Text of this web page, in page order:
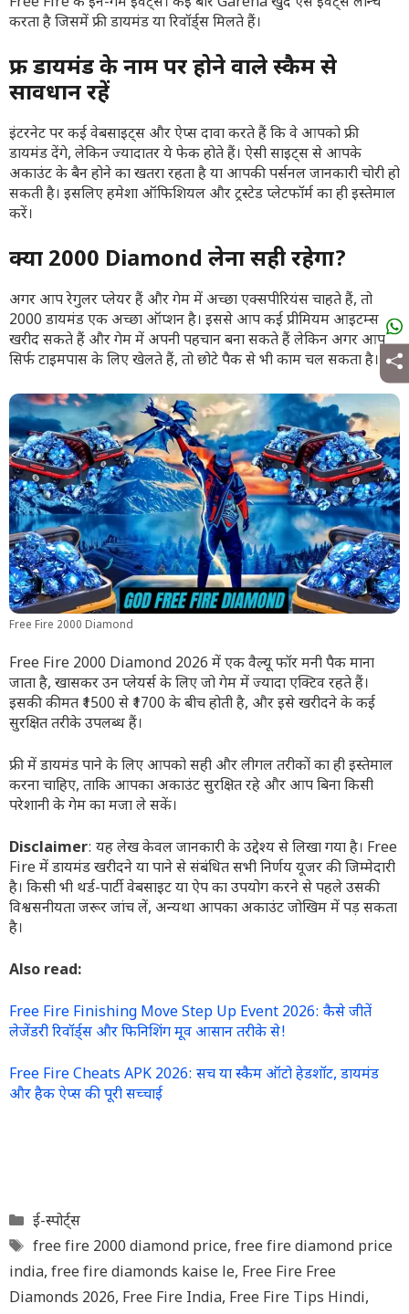
करता है जिसमें फ्री डायमंड या रिवॉर्ड्स मिलते हैं।
फ्री डायमंड के नाम पर होने वाले स्कैम से
सावधान रहें
इंटरनेट पर कई वेबसाइट्स और ऐप्स दावा करते हैं कि वे आपको फ्री
डायमंड देंगे, लेकिन ज्यादातर ये फेक होते हैं। ऐसी साइट्स से आपके
अकाउंट के बैन होने का खतरा रहता है या आपकी पर्सनल जानकारी चोरी हो
सकती है। इसलिए हमेशा ऑफिशियल और ट्रस्टेड प्लेटफॉर्म का ही इस्तेमाल
करें।
क्या 2000 Diamond लेना सही रहेगा?
अगर आप रेगुलर प्लेयर हैं और गेम में अच्छा एक्सपीरियंस चाहते हैं, तो
2000 डायमंड एक अच्छा ऑप्शन है। इससे आप कई प्रीमियम आइटम्स
खरीद सकते हैं और गेम में अपनी पहचान बना सकते हैं लेकिन अगर आप
सिर्फ टाइमपास के लिए खेलते हैं, तो छोटे पैक से भी काम चल सकता है।
Free Fire 2000 Diamond
Free Fire 2000 Diamond 2026 में एक वैल्यू फॉर मनी पैक माना
जाता है, खासकर उन प्लेयर्स के लिए जो गेम में ज्यादा एक्टिव रहते हैं।
इसकी कीमत ₹1500 से ₹1700 के बीच होती है, और इसे खरीदने के कई
सुरक्षित तरीके उपलब्ध हैं।
फ्री में डायमंड पाने के लिए आपको सही और लीगल तरीकों का ही इस्तेमाल
करना चाहिए, ताकि आपका अकाउंट सुरक्षित रहे और आप बिना किसी
परेशानी के गेम का मजा ले सकें।
Disclaimer: यह लेख केवल जानकारी के उद्देश्य से लिखा गया है। Free
Fire में डायमंड खरीदने या पाने से संबंधित सभी निर्णय यूजर की जिम्मेदारी
है। किसी भी थर्ड-पार्टी वेबसाइट या ऐप का उपयोग करने से पहले उसकी
विश्वसनीयता जरूर जांच लें, अन्यथा आपका अकाउंट जोखिम में पड़ सकता
है।
Also read:
Free Fire Finishing Move Step Up Event 2026: कैसे जीतें
लेजेंडरी रिवॉर्ड्स और फिनिशिंग मूव आसान तरीके से!
Free Fire Cheats APK 2026: सच या स्कैम ऑटो हेडशॉट, डायमंड
और हैक ऐप्स की पूरी सच्चाई
Categories
ई-स्पोर्ट्स
Tags
free fire 2000 diamond price, free fire diamond price
india, free fire diamonds kaise le, Free Fire Free
Diamonds 2026, Free Fire India, Free Fire Tips Hindi,